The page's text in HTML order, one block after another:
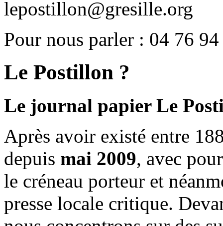
lepostillon@gresille.org
Pour nous parler : 04 76
Le Postillon ?
Le journal papier Le
Après avoir existé entre
depuis mai 2009, avec
le créneau porteur et
presse locale critique.